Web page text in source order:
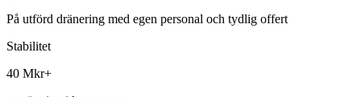
På utförd dränering med egen personal och tydlig offert
Stabilitet
40 Mkr+